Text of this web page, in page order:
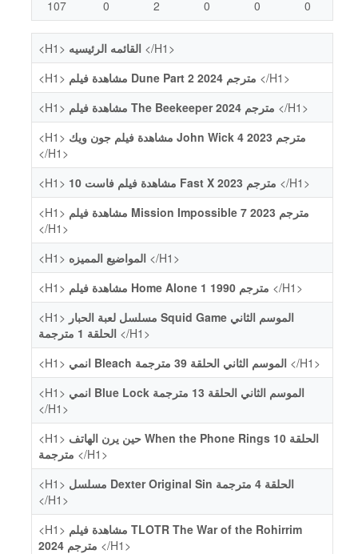
107 0 2 0 0 0
<H1> القائمه الرئيسيه </H1>
<H1>
مشاهدة فيلم Dune Part 2 2024 مترجم </H1>
<H1>
مشاهدة فيلم The Beekeeper 2024 مترجم </H1>
<H1>
مشاهدة فيلم جون ويك John Wick 4 2023 مترجم
</H1>
<H1>
مشاهدة فيلم فاست 10 Fast X 2023 مترجم </H1>
<H1>
مشاهدة فيلم Mission Impossible 7 2023 مترجم
</H1>
<H1>
</H1>
<H1>
مشاهدة فيلم Home Alone 1 1990 مترجم </H1>
<H1> مسلسل لعبة الحبار Squid Game الموسم الثاني
الحلقة 1 مترجمة </H1>
<H1>
انمي Bleach الموسم الثاني الحلقة 39 مترجمة </H1>
<H1>
انمي Blue Lock الموسم الثاني الحلقة 13 مترجمة
</H1>
<H1> حين يرن الهاتف When the Phone Rings الحلقة 10
مترجمة </H1>
<H1>
مسلسل Dexter Original Sin الحلقة 4 مترجمة
</H1>
<H1> مشاهدة فيلم TLOTR The War of the Rohirrim
2024 مترجم </H1>